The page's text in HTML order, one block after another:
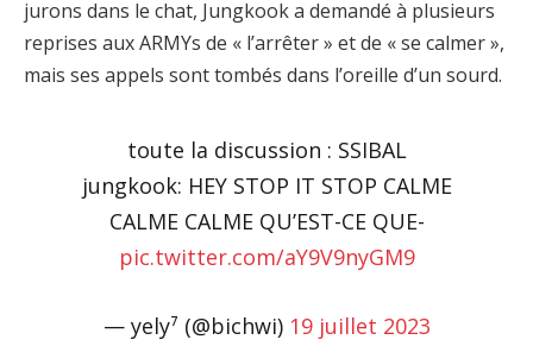
jurons dans le chat, Jungkook a demandé à plusieurs
reprises aux ARMYs de « l’arrêter » et de « se calmer »,
mais ses appels sont tombés dans l’oreille d’un sourd.
toute la discussion : SSIBAL
jungkook: HEY STOP IT STOP CALME
CALME CALME QU’EST-CE QUE-
pic.twitter.com/aY9V9nyGM9
— yely⁷ (@bichwi) 19 juillet 2023